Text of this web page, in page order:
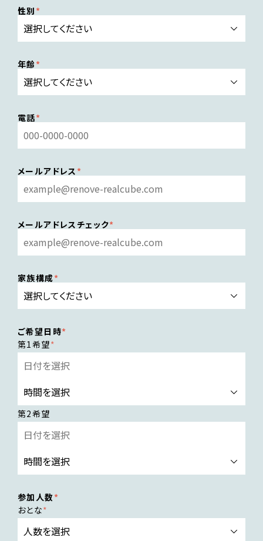
性別
年齢
電話
メールアドレス
メールアドレスチェック
家族構成
ご希望日時
第1希望
第2希望
参加人数
おとな